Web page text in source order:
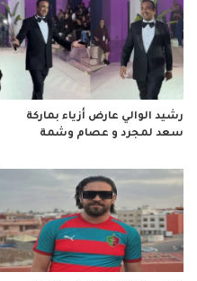
رشيد الوالي عارض أزياء بماركة
سعد لمجرد و عصام وشمة